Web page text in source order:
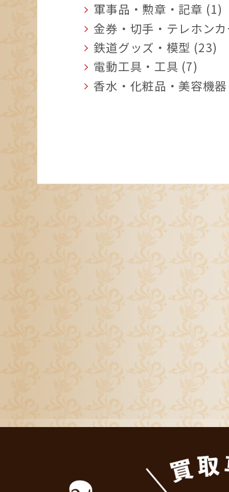
軍事品・勲章・記章 (1)
金券・切手・テレホン
鉄道グッズ・模型 (23)
電動工具・工具 (7)
香水・化粧品・美容機